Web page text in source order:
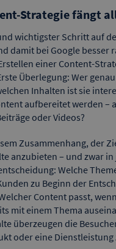
Strategie fängt
wichtigster Schritt auf
damit bei Google besser
einer Content-
Überlegung: Wer
Inhalten ist sie
aufbereitet werden –
oder Videos?
Zusammenhang, der
anzubieten – und zwar
Welche
zu Beginn der
Content passt,
mit einem Thema
überzeugen die
oder eine Dienstleistung